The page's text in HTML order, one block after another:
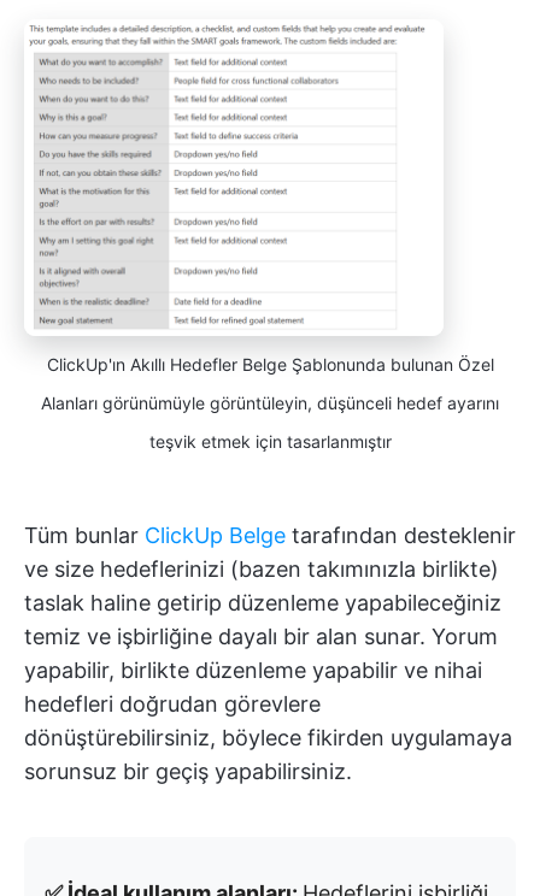
ClickUp'ın Akıllı Hedefler Belge Şablonunda bulunan Özel
Alanları görünümüyle görüntüleyin, düşünceli hedef ayarını
teşvik etmek için tasarlanmıştır
Tüm bunlar ClickUp Belge tarafından desteklenir
ve size hedeflerinizi (bazen takımınızla birlikte)
taslak haline getirip düzenleme yapabileceğiniz
temiz ve işbirliğine dayalı bir alan sunar. Yorum
yapabilir, birlikte düzenleme yapabilir ve nihai
hedefleri doğrudan görevlere
dönüştürebilirsiniz, böylece fikirden uygulamaya
sorunsuz bir geçiş yapabilirsiniz.